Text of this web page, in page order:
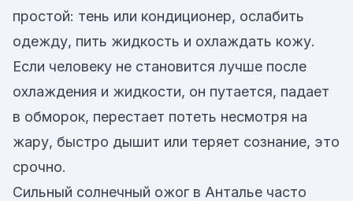
простой: тень или кондиционер, ослабить
одежду, пить жидкость и охлаждать кожу.
Если человеку не становится лучше после
охлаждения и жидкости, он путается, падает
в обморок, перестает потеть несмотря на
жару, быстро дышит или теряет сознание, это
срочно.
Сильный солнечный ожог в Анталье часто